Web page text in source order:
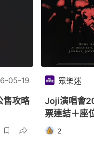
05-19
售攻略
眾樂迷
Joji演唱會
票連結＋座
2